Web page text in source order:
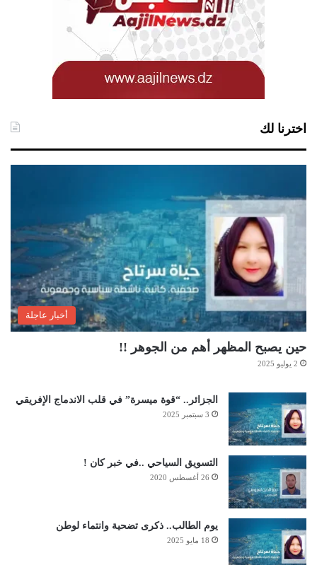
اخترنا لك
أخبار عاجلة
حين يصبح المظهر أهم من الجوهر !!
2 يوليو 2025
الجزائر.. “قوة ميسرة” في قلب الاندماج الإفريقي
3 سبتمبر 2025
التسويق السياحي ..في خبر كان !
26 أغسطس 2020
يوم الطالب.. ذكرى تضحية وانتماء لوطن
18 مايو 2025